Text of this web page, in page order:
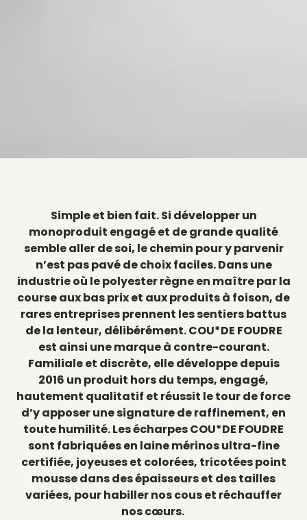
Simple et bien fait. Si développer un
monoproduit engagé et de grande qualité
semble aller de soi, le chemin pour y parvenir
n’est pas pavé de choix faciles. Dans une
industrie où le polyester règne en maître par la
course aux bas prix et aux produits à foison, de
rares entreprises prennent les sentiers battus
de la lenteur, délibérément. COU*DE FOUDRE
est ainsi une marque à contre-courant.
Familiale et discrète, elle développe depuis
2016 un produit hors du temps, engagé,
hautement qualitatif et réussit le tour de force
d’y apposer une signature de raffinement, en
toute humilité. Les écharpes COU*DE FOUDRE
sont fabriquées en laine mérinos ultra-fine
certifiée, joyeuses et colorées, tricotées point
mousse dans des épaisseurs et des tailles
variées, pour habiller nos cous et réchauffer
nos cœurs.